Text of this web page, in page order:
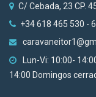
C/ Cebada, 23 CP.
+34 618 465 530 -
Lun-Vi: 10:00-
14:00 Domingos